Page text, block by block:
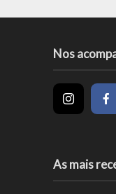
Nos
As mais